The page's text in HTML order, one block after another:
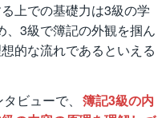
上での基礎力は3級の学
、3級で簿記の外観を掴ん
的な流れであるといえる
ビューで、 簿記3級の内